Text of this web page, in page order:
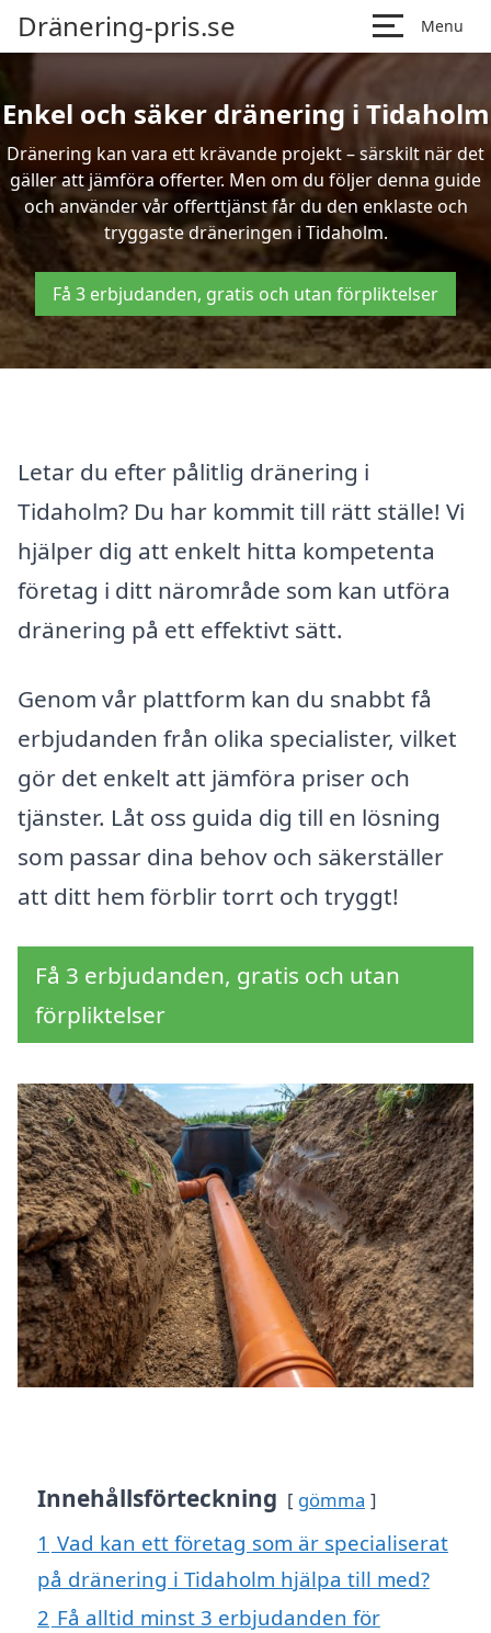
Dränering-pris.se Menu
Enkel och säker dränering i Tidaholm
Dränering kan vara ett krävande projekt – särskilt när det
gäller att jämföra offerter. Men om du följer denna guide
och använder vår offerttjänst får du den enklaste och
tryggaste dräneringen i Tidaholm.
Få 3 erbjudanden, gratis och utan förpliktelser
Letar du efter pålitlig dränering i
Tidaholm? Du har kommit till rätt ställe! Vi
hjälper dig att enkelt hitta kompetenta
företag i ditt närområde som kan utföra
dränering på ett effektivt sätt.
Genom vår plattform kan du snabbt få
erbjudanden från olika specialister, vilket
gör det enkelt att jämföra priser och
tjänster. Låt oss guida dig till en lösning
som passar dina behov och säkerställer
att ditt hem förblir torrt och tryggt!
Få 3 erbjudanden, gratis och utan
förpliktelser
Innehållsförteckning gömma
1 Vad kan ett företag som är specialiserat
på dränering i Tidaholm hjälpa till med?
2 Få alltid minst 3 erbjudanden för